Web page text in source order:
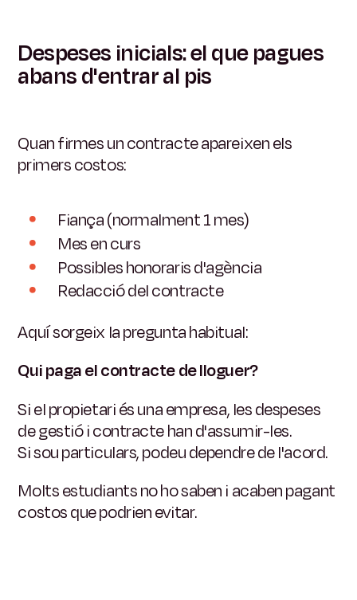
Despeses inicials: el que pagues
abans d'entrar al pis
Quan firmes un contracte apareixen els
primers costos:
Fiança (normalment 1 mes)
Mes en curs
Possibles honoraris d'agència
Redacció del contracte
Aquí sorgeix la pregunta habitual:
Qui paga el contracte de lloguer?
Si el propietari és una empresa, les despeses
de gestió i contracte han d'assumir-les.
Si sou particulars, podeu dependre de l'acord.
Molts estudiants no ho saben i acaben pagant
costos que podrien evitar.